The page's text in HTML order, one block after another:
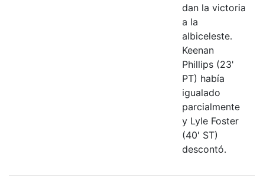
dan la victoria
a la
albiceleste.
Keenan
Phillips (23'
PT) había
igualado
parcialmente
y Lyle Foster
(40' ST)
descontó.